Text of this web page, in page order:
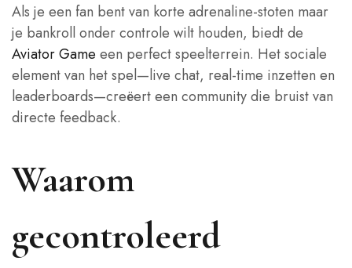
Als je een fan bent van korte adrenaline‑stoten maar
je bankroll onder controle wilt houden, biedt de
Aviator Game een perfect speelterrein. Het sociale
element van het spel—live chat, real‑time inzetten en
leaderboards—creëert een community die bruist van
directe feedback.
Waarom
gecontroleerd